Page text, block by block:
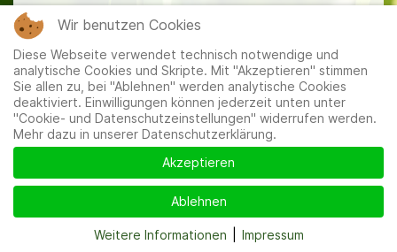
Mitglieder|Impressum|Datenschutzerklärung |Cookie-
und Datenschutzeinstellungen
Wir benutzen Cookies
Diese Webseite verwendet technisch notwendige und
analytische Cookies und Skripte. Mit "Akzeptieren" stimmen
Sie allen zu, bei "Ablehnen" werden analytische Cookies
deaktiviert. Einwilligungen können jederzeit unten unter
"Cookie- und Datenschutzeinstellungen" widerrufen werden.
Mehr dazu in unserer Datenschutzerklärung.
Akzeptieren
Ablehnen
Weitere Informationen Impressum